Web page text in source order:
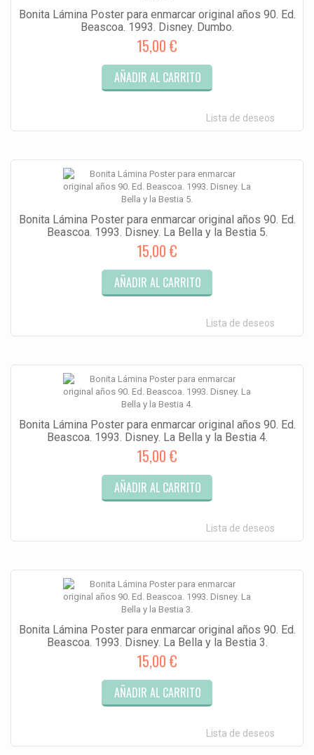
Bonita Lámina Poster para enmarcar original años 90. Ed.
Beascoa. 1993. Disney. Dumbo.
15,00 €
AÑADIR AL CARRITO
Lista de deseos
Bonita Lámina Poster para enmarcar original años 90. Ed.
Beascoa. 1993. Disney. La Bella y la Bestia 5.
15,00 €
AÑADIR AL CARRITO
Lista de deseos
Bonita Lámina Poster para enmarcar original años 90. Ed.
Beascoa. 1993. Disney. La Bella y la Bestia 4.
15,00 €
AÑADIR AL CARRITO
Lista de deseos
Bonita Lámina Poster para enmarcar original años 90. Ed.
Beascoa. 1993. Disney. La Bella y la Bestia 3.
15,00 €
AÑADIR AL CARRITO
Lista de deseos